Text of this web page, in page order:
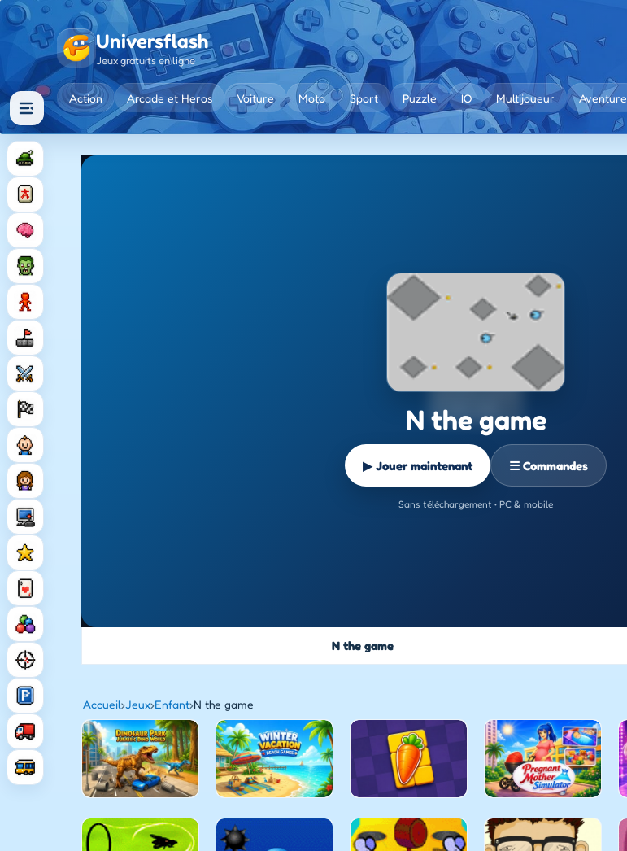
Universflash
Jeux gratuits en ligne
Action Arcade et Heros Voiture Moto Sport Puzzle IO Multijoueur Aventure
N the game
▶ Jouer maintenant ☰ Commandes
Sans téléchargement • PC & mobile
N the game
Accueil›Jeux›Enfant›N the game